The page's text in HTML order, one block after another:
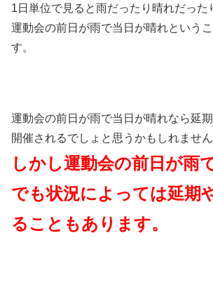
1日単位で見ると雨だったり晴れだった
運動会の前日が雨で当日が晴れという
す。
運動会の前日が雨で当日が晴れなら延
開催されるでしょと思うかもしれません
しかし運動会の前日が雨
でも状況によっては延期
ることもあります。